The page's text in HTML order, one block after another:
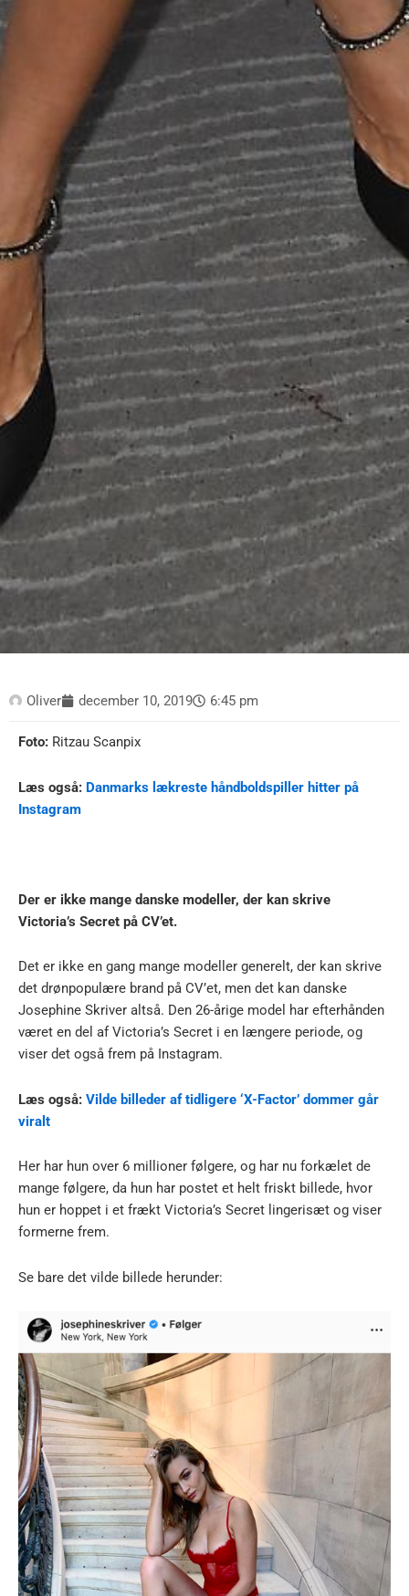
Oliver december 10, 2019 6:45 pm
Foto: Ritzau Scanpix
Læs også: Danmarks lækreste håndboldspiller hitter på
Instagram
Der er ikke mange danske modeller, der kan skrive
Victoria’s Secret på CV’et.
Det er ikke en gang mange modeller generelt, der kan skrive
det drønpopulære brand på CV’et, men det kan danske
Josephine Skriver altså. Den 26-årige model har efterhånden
været en del af Victoria’s Secret i en længere periode, og
viser det også frem på Instagram.
Læs også: Vilde billeder af tidligere ‘X-Factor’ dommer går
viralt
Her har hun over 6 millioner følgere, og har nu forkælet de
mange følgere, da hun har postet et helt friskt billede, hvor
hun er hoppet i et frækt Victoria’s Secret lingerisæt og viser
formerne frem.
Se bare det vilde billede herunder: